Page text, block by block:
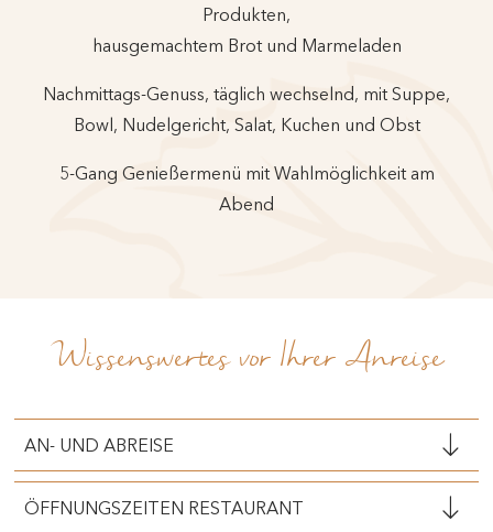
Produkten,
hausgemachtem Brot und Marmeladen
Nachmittags-Genuss, täglich wechselnd, mit Suppe,
Bowl, Nudelgericht, Salat, Kuchen und Obst
5-Gang Genießermenü mit Wahlmöglichkeit am
Abend
Wissenswertes vor Ihrer Anreise
AN- UND ABREISE
ÖFFNUNGSZEITEN RESTAURANT